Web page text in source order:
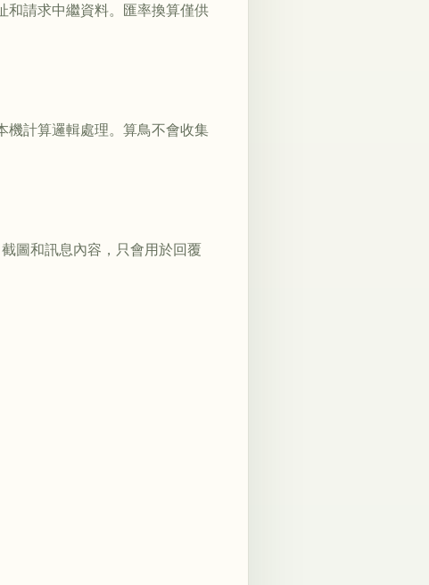
和請求中繼資料。匯率換算僅供
計算邏輯處理。算鳥不會收集
圖和訊息內容，只會用於回覆